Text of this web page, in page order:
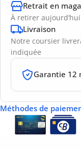
Retrait en
À retirer aujourd’hui
Livraison
Notre coursier
indiquée
Garantie 12
Méthodes de